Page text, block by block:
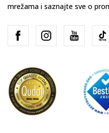
mrežama i saznajte sve o